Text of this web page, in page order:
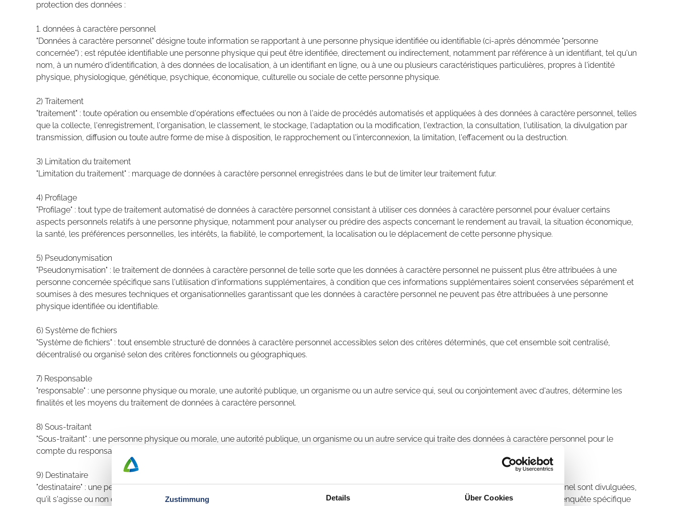
Zustimmung Details Über Cookies
protection des données :
1. données à caractère personnel
"Données à caractère personnel" désigne toute information se rapportant à une personne physique identifiée ou identifiable (ci-après dénommée "personne
concernée") ; est réputée identifiable une personne physique qui peut être identifiée, directement ou indirectement, notamment par référence à un identifiant, tel qu'un
nom, à un numéro d'identification, à des données de localisation, à un identifiant en ligne, ou à une ou plusieurs caractéristiques particulières, propres à l'identité
physique, physiologique, génétique, psychique, économique, culturelle ou sociale de cette personne physique.
2) Traitement
"traitement" : toute opération ou ensemble d'opérations effectuées ou non à l'aide de procédés automatisés et appliquées à des données à caractère personnel, telles
que la collecte, l'enregistrement, l'organisation, le classement, le stockage, l'adaptation ou la modification, l'extraction, la consultation, l'utilisation, la divulgation par
transmission, diffusion ou toute autre forme de mise à disposition, le rapprochement ou l'interconnexion, la limitation, l'effacement ou la destruction.
3) Limitation du traitement
"Limitation du traitement" : marquage de données à caractère personnel enregistrées dans le but de limiter leur traitement futur.
4) Profilage
"Profilage" : tout type de traitement automatisé de données à caractère personnel consistant à utiliser ces données à caractère personnel pour évaluer certains
aspects personnels relatifs à une personne physique, notamment pour analyser ou prédire des aspects concernant le rendement au travail, la situation économique,
la santé, les préférences personnelles, les intérêts, la fiabilité, le comportement, la localisation ou le déplacement de cette personne physique.
5) Pseudonymisation
"Pseudonymisation" : le traitement de données à caractère personnel de telle sorte que les données à caractère personnel ne puissent plus être attribuées à une
personne concernée spécifique sans l'utilisation d'informations supplémentaires, à condition que ces informations supplémentaires soient conservées séparément et
soumises à des mesures techniques et organisationnelles garantissant que les données à caractère personnel ne peuvent pas être attribuées à une personne
physique identifiée ou identifiable.
6) Système de fichiers
"Système de fichiers" : tout ensemble structuré de données à caractère personnel accessibles selon des critères déterminés, que cet ensemble soit centralisé,
décentralisé ou organisé selon des critères fonctionnels ou géographiques.
7) Responsable
"responsable" : une personne physique ou morale, une autorité publique, un organisme ou un autre service qui, seul ou conjointement avec d'autres, détermine les
finalités et les moyens du traitement de données à caractère personnel.
8) Sous-traitant
"Sous-traitant" : une personne physique ou morale, une autorité publique, un organisme ou un autre service qui traite des données à caractère personnel pour le
compte du responsable du traitement.
9) Destinataire
"destinataire" : une personne physique ou morale, une autorité publique, un organisme ou un autre service auquel des données à caractère personnel sont divulguées,
qu'il s'agisse ou non d'un tiers. Toutefois, les autorités susceptibles de recevoir des données à caractère personnel dans le cadre d'une mission d'enquête spécifique